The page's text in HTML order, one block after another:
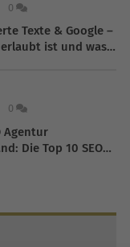
0
Texte & Google –
erlaubt ist und was
0
Agentur
Die Top 10 SEO